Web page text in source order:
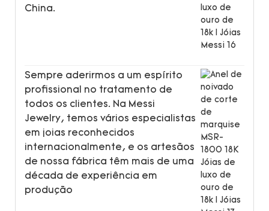
China.
Sempre aderirmos a um espírito
profissional no tratamento de
todos os clientes. Na Messi
Jewelry, temos vários especialistas
em joias reconhecidos
internacionalmente, e os artesãos
de nossa fábrica têm mais de uma
década de experiência em
produção